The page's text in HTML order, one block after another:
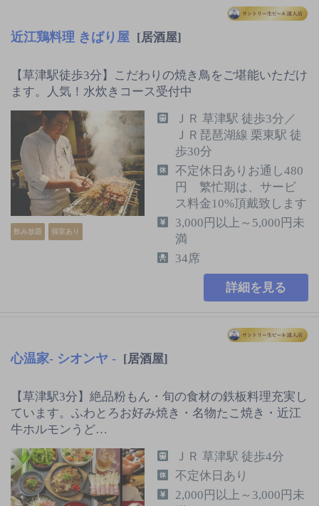
近江鶏料理 きばり屋 [居酒屋]
【草津駅徒歩3分】こだわりの焼き鳥をご堪能いただけ
ます。人気！水炊きコース受付中
飲み放題 個室あり
ＪＲ 草津駅 徒歩3分／
ＪＲ琵琶湖線 栗東駅 徒
歩30分
不定休日ありお通し480
円 繁忙期は、サービ
ス料金10%頂戴致します
3,000円以上～5,000円未
満
34席
詳細を見る
心温家‐ シオンヤ ‐ [居酒屋]
【草津駅3分】絶品粉もん・旬の食材の鉄板料理充実し
ています。ふわとろお好み焼き・名物たこ焼き・近江
牛ホルモンうど…
ＪＲ 草津駅 徒歩4分
不定休日あり
2,000円以上～3,000円未